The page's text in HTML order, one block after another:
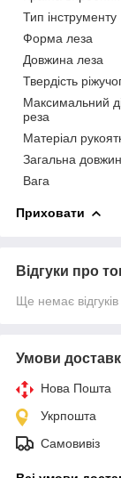
Тип інструменту
Форма леза
Довжина леза
Твердість
Максимальний
реза
Матеріал
Загальна
Вага
Приховати
Відгуки про
Ще немає
Умови
Нова Пошта
Укрпошта
Самовивіз